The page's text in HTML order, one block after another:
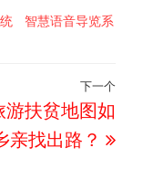
智慧语音导览系
下
下一个
游扶贫地图如
亲找出路？